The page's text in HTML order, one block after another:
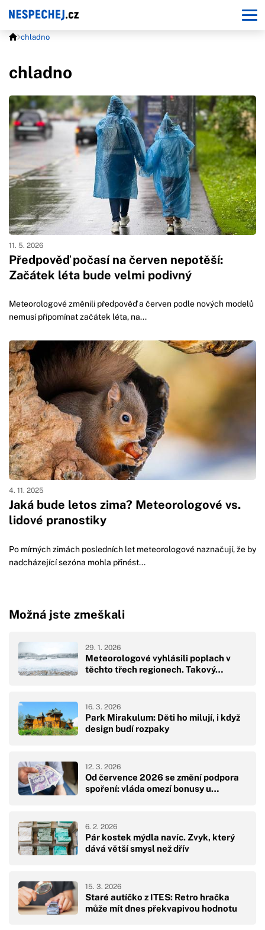
chladno
chladno
Předpověď počasí na červen nepotěší:
Začátek léta bude velmi podivný
11. 5. 2026
Meteorologové změnili předpověď a červen podle nových modelů
nemusí připomínat začátek léta, na...
Jaká bude letos zima? Meteorologové vs.
lidové pranostiky
4. 11. 2025
Po mírných zimách posledních let meteorologové naznačují, že by
nadcházející sezóna mohla přinést...
Možná jste zmeškali
Meteorologové vyhlásili poplach v
těchto třech regionech. Takový…
29. 1. 2026
Park Mirakulum: Děti ho milují, i když
design budí rozpaky
16. 3. 2026
Od července 2026 se změní podpora
spoření: vláda omezí bonusy u…
12. 3. 2026
Pár kostek mýdla navíc. Zvyk, který
dává větší smysl než dřív
6. 2. 2026
Staré autíčko z ITES: Retro hračka
může mít dnes překvapivou hodnotu
15. 3. 2026